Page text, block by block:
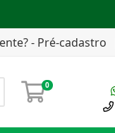
- Pré-cadastro
0